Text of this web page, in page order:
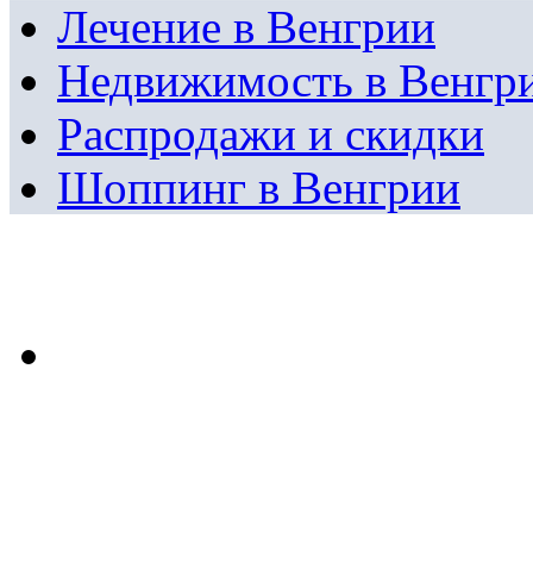
Лечение в Венгрии
Недвижимость в
Распродажи и скидки
Шоппинг в Венгрии